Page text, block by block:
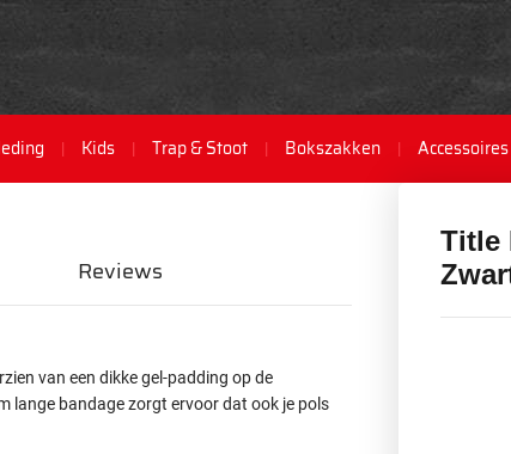
Kids Trap & Stoot Bokszakken Accessoires
Title
van een dikke gel-padding op de
lange bandage zorgt ervoor dat ook je pols
Reviews